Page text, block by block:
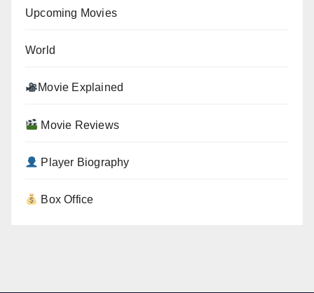
Upcoming Movies
World
Movie Explained
Movie Reviews
Player Biography
Box Office